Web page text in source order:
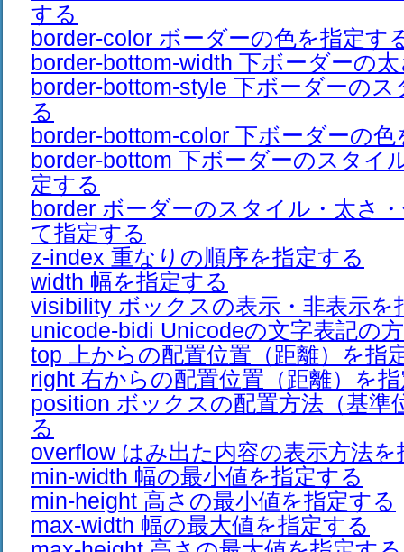
する
border-color ボーダーの色を指定す
border-bottom-width 下ボーダーの
border-bottom-style 下ボーダーの
る
border-bottom-color 下ボーダーの
border-bottom 下ボーダーのスタイ
定する
border ボーダーのスタイル・太さ
て指定する
z-index 重なりの順序を指定する
width 幅を指定する
visibility ボックスの表示・非表示を
unicode-bidi Unicodeの文字表記の
top 上からの配置位置（距離）を指
right 右からの配置位置（距離）を
position ボックスの配置方法（基準
る
overflow はみ出た内容の表示方法を
min-width 幅の最小値を指定する
min-height 高さの最小値を指定する
max-width 幅の最大値を指定する